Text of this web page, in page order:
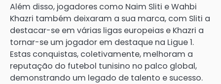
Além disso, jogadores como Naim Sliti e Wahbi
Khazri também deixaram a sua marca, com Sliti a
destacar-se em várias ligas europeias e Khazri a
tornar-se um jogador em destaque na Ligue 1.
Estas conquistas, coletivamente, melhoram a
reputação do futebol tunisino no palco global,
demonstrando um legado de talento e sucesso.